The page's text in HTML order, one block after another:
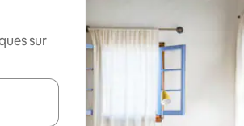
sur
les en utilisant les flèches vers le haut et